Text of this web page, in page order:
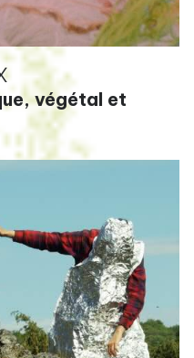
végétal et